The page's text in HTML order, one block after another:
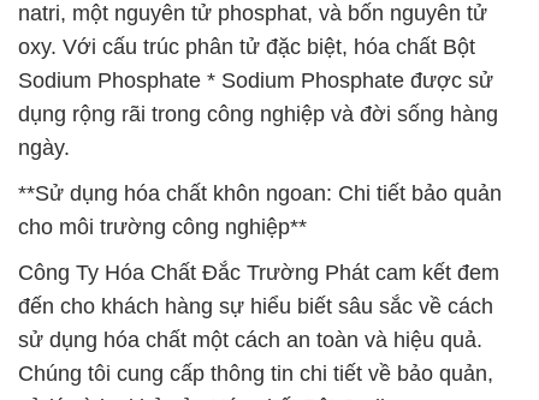
natri, một nguyên tử phosphat, và bốn nguyên tử
oxy. Với cấu trúc phân tử đặc biệt, hóa chất Bột
Sodium Phosphate * Sodium Phosphate được sử
dụng rộng rãi trong công nghiệp và đời sống hàng
ngày.
**Sử dụng hóa chất khôn ngoan: Chi tiết bảo quản
cho môi trường công nghiệp**
Công Ty Hóa Chất Đắc Trường Phát cam kết đem
đến cho khách hàng sự hiểu biết sâu sắc về cách
sử dụng hóa chất một cách an toàn và hiệu quả.
Chúng tôi cung cấp thông tin chi tiết về bảo quản,